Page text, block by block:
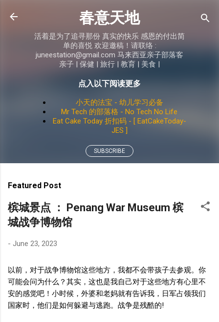
Skip to main content
春意天地
活着是为了追寻那份 真实的快乐 感恩的付出简
单的喜悦 欢迎邀稿！请联络 :
juneestation@gmail.com 马来西亚亲子部落客
亲子 | 保健 | 旅行 | 教育 | 美食 |
点入以下阅读更多
小天的法宝 - 幼儿学习必备
Mr Tech 的部落格 - No Tech No Life
Eat Cake Today 折扣码 - [ EatCakeToday-
JES ]
SUBSCRIBE
Featured Post
槟城景点 ： Penang War Museum 槟
城战争博物馆
- June 23, 2023
以前，对于战争博物馆这些地方，我都不会带孩子去参观。你
可能会问为什么？其实，这也是我自己对于这些地方有心里不
安的感觉吧！小时候，外婆和老妈就有告诉我，日军占领我们
国家时，他们是如何躲避与逃跑。战争是残酷的!